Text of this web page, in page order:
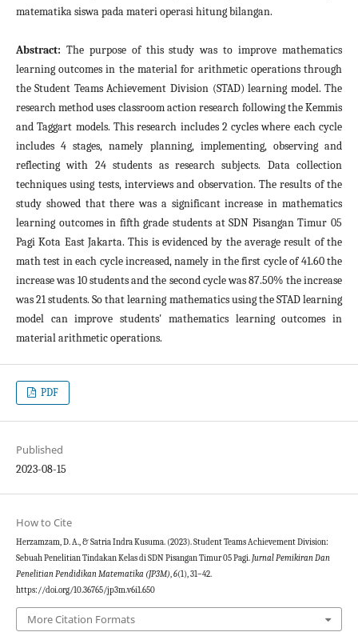
matematika siswa pada materi operasi hitung bilangan.
Abstract: The purpose of this study was to improve mathematics
learning outcomes in the material for arithmetic operations through
the Student Teams Achievement Division (STAD) learning model. The
research method uses classroom action research following the Kemmis
and Taggart models. This research includes 2 cycles where each cycle
includes 4 stages, namely planning, implementing, observing and
reflecting with 24 students as research subjects. Data collection
techniques using tests, interviews and observation. The results of the
study showed that there was a significant increase in mathematics
learning outcomes in fifth grade students at SDN Pisangan Timur 05
Pagi Kota East Jakarta. This is evidenced by the average result of the
math test in each cycle increased, namely in the first cycle of 41.60 the
increase was 10 students and the second cycle was 87.50% the increase
was 21 students. So that learning mathematics using the STAD learning
model can improve students' mathematics learning outcomes in
material arithmetic operations.
PDF
Published
2023-08-15
How to Cite
Herzamzam, D. A., & Satria Indra Kusuma. (2023). Student Teams Achievement Division:
Sebuah Penelitian Tindakan Kelas di SDN Pisangan Timur 05 Pagi. Jurnal Pemikiran Dan
Penelitian Pendidikan Matematika (JP3M),6(1), 31–42.
https://doi.org/10.36765/jp3m.v6i1.650
More Citation Formats